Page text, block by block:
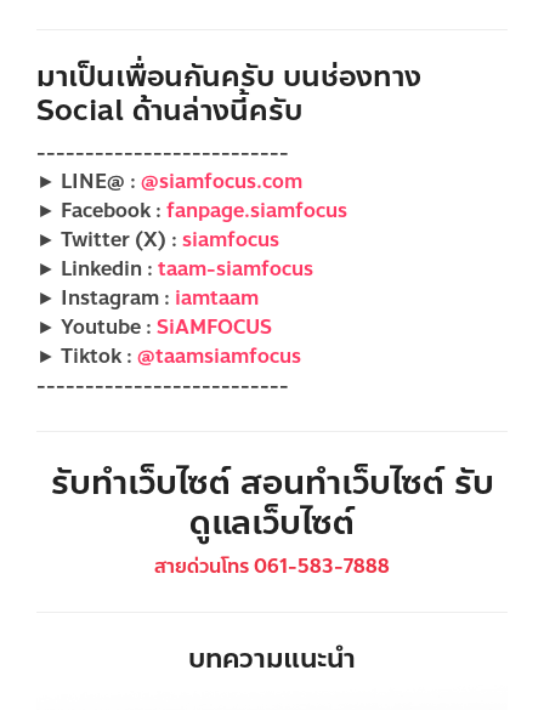
มาเป็นเพื่อนกันครับ บนช่องทาง
Social ด้านล่างนี้ครับ
--------------------------
► LINE@ : @siamfocus.com
► Facebook : fanpage.siamfocus
► Twitter (X) : siamfocus
► Linkedin : taam-siamfocus
► Instagram : iamtaam
► Youtube : SiAMFOCUS
► Tiktok : @taamsiamfocus
--------------------------
รับทำเว็บไซต์ สอนทำเว็บไซต์ รับ
ดูแลเว็บไซต์
สายด่วนโทร 061-583-7888
บทความแนะนำ